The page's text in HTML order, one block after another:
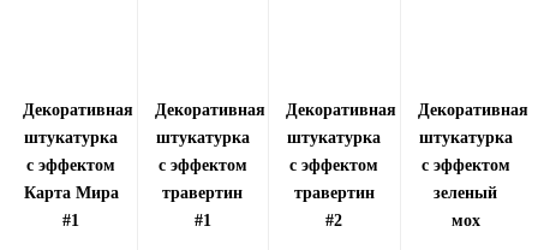
Декоративная
штукатурка
с эффектом
Карта Мира
#1
Декоративная
штукатурка
с эффектом
травертин
#1
Декоративная
штукатурка
с эффектом
травертин
#2
Декоративная
штукатурка
с эффектом
зеленый
мох